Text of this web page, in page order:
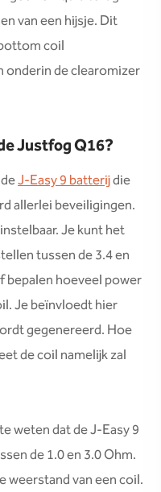
van een hijsje. Dit
coil
onderin de clearomizer
Justfog Q16?
J-Easy 9 batterijdie
allerlei beveiligingen.
Je kunt het
tussen de 3.4 en
bepalen hoeveel power
Je beïnvloedt hier
gegenereerd. Hoe
de coil namelijk zal
weten dat de J-Easy 9
de 1.0 en 3.0 Ohm.
weerstand van een coil.